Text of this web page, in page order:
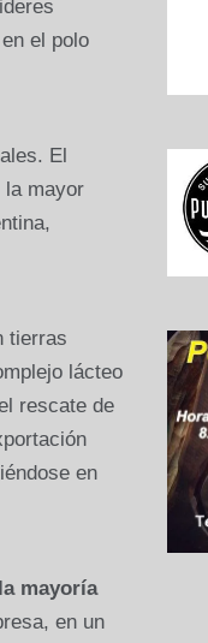
el polo
El
la mayor
tierras
lácteo
rescate de
en
mayoría
en un